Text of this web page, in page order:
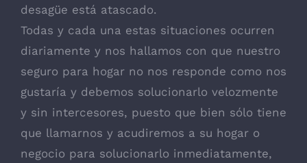
desagüe está atascado.
Todas y cada una estas situaciones ocurren
diariamente y nos hallamos con que nuestro
seguro para hogar no nos responde como nos
gustaría y debemos solucionarlo velozmente
y sin intercesores, puesto que bien sólo tiene
que llamarnos y acudiremos a su hogar o
negocio para solucionarlo inmediatamente,